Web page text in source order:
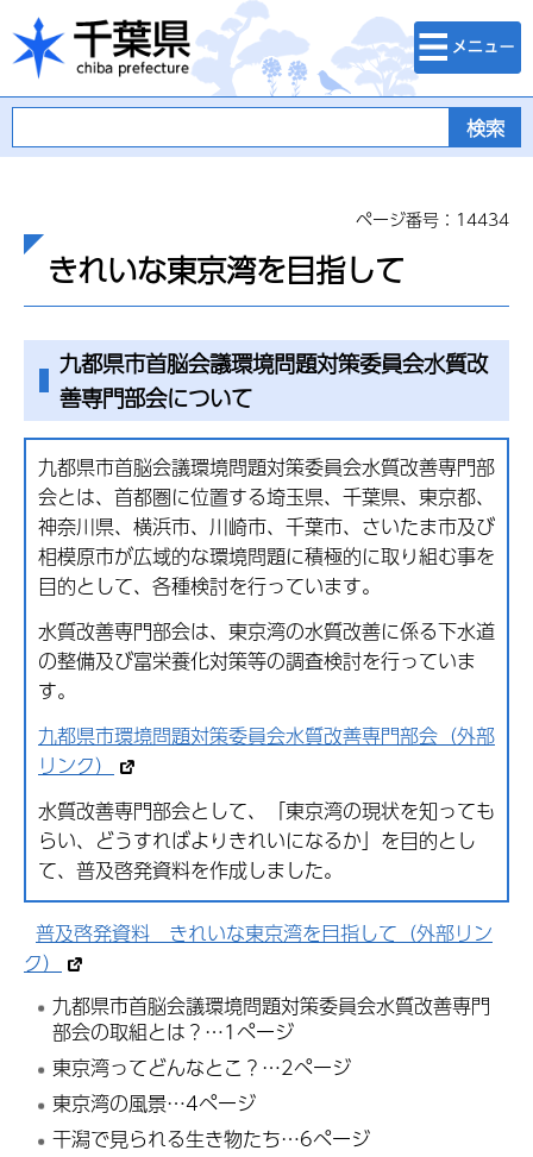
千葉県
検索・メニュ
ー
ページ番号：14434
きれいな東京湾を目指して
九都県市首脳会議環境問題対策委員会水質改
善専門部会について
九都県市首脳会議環境問題対策委員会水質改善専門部
会とは、首都圏に位置する埼玉県、千葉県、東京都、
神奈川県、横浜市、川崎市、千葉市、さいたま市及び
相模原市が広域的な環境問題に積極的に取り組む事を
目的として、各種検討を行っています。
水質改善専門部会は、東京湾の水質改善に係る下水道
の整備及び富栄養化対策等の調査検討を行っていま
す。
九都県市環境問題対策委員会水質改善専門部会（外部
リンク）
水質改善専門部会として、「東京湾の現状を知っても
らい、どうすればよりきれいになるか」を目的とし
て、普及啓発資料を作成しました。
普及啓発資料 きれいな東京湾を目指して（外部リン
ク）
九都県市首脳会議環境問題対策委員会水質改善専門
部会の取組とは？…1ページ
東京湾ってどんなとこ？…2ページ
東京湾の風景…4ページ
干潟で見られる生き物たち…6ページ